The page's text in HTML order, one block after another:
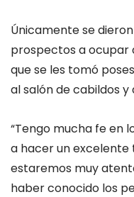
Únicamente se
prospectos a ocupar
que se les tomó
al salón de cabildos
“Tengo mucha fe en
a hacer un excelente
estaremos muy
haber conocido los